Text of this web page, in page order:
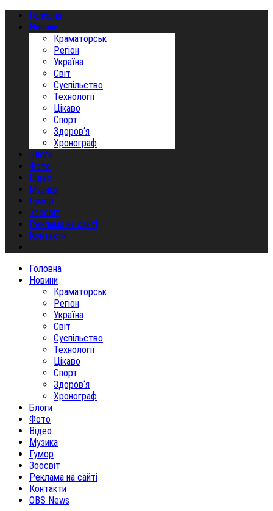
Головна
Новини
Краматорськ
Регіон
Україна
Світ
Суспільство
Технології
Цікаво
Спорт
Здоров‘я
Хронограф
Блоги
Фото
Відео
Музика
Гумор
Зоосвіт
Реклама на сайті
Контакти
Головна
Новини
Краматорськ
Регіон
Україна
Світ
Суспільство
Технології
Цікаво
Спорт
Здоров‘я
Хронограф
Блоги
Фото
Відео
Музика
Гумор
Зоосвіт
Реклама на сайті
Контакти
OBS News